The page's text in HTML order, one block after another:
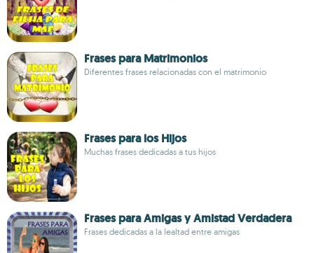
Frases para Matrimonios
Diferentes frases relacionadas con el matrimonio
Frases para los Hijos
Muchas frases dedicadas a tus hijos
Frases para Amigas y Amistad Verdadera
Frases dedicadas a la lealtad entre amigas